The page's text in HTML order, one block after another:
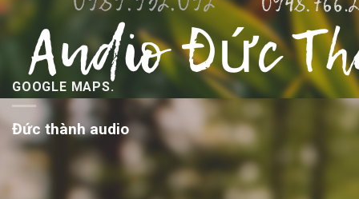
GOOGLE MAPS.
Đức thành audio